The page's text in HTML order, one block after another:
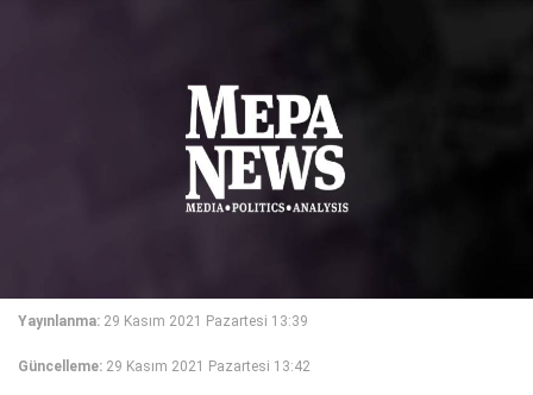
Yayınlanma: 29 Kasım 2021 Pazartesi 13:39
Güncelleme: 29 Kasım 2021 Pazartesi 13:42